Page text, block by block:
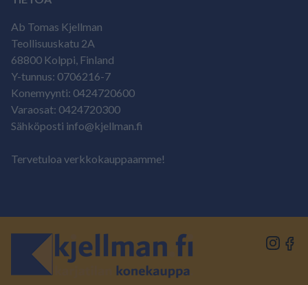
Ab Tomas Kjellman
Teollisuuskatu 2A
68800 Kolppi, Finland
Y-tunnus: 0706216-7
Konemyynti: 0424720600
Varaosat: 0424720300
Sähköposti info@kjellman.fi
Tervetuloa verkkokauppaamme!